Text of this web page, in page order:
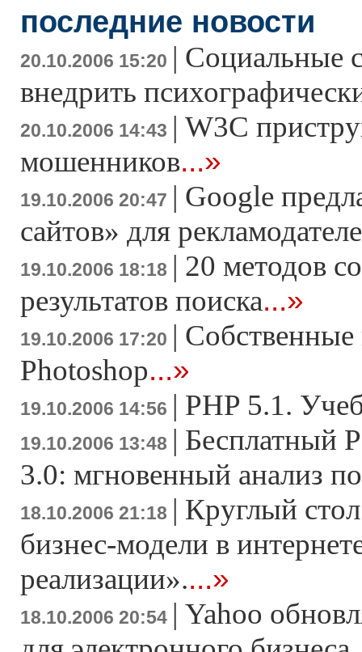
последние новости
20.10.2006 15:20 | Социальные
внедрить
20.10.2006 14:43 | W3C
мошенников...»
19.10.2006 20:47 | Google
сайтов» для
19.10.2006 18:18 | 20 методов
результатов поиска...»
19.10.2006 17:20 |
Photoshop...»
19.10.2006 14:56 | PHP 5.1.
19.10.2006 13:48 | Бесплатный
3.0: мгновенный анализ
18.10.2006 21:18 | Круглый
бизнес-модели в
реализации»....»
18.10.2006 20:54 | Yahoo